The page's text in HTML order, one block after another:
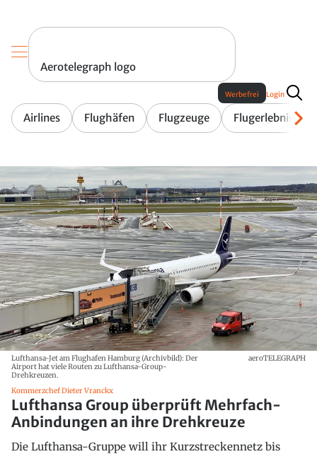
Aerotelegraph logo
Airlines Flughäfen Flugzeuge Flugerlebnis
Werbefrei Login
Lufthansa-Jet am Flughafen Hamburg (Archivbild): Der
Airport hat viele Routen zu Lufthansa-Group-
Drehkreuzen.
aeroTELEGRAPH
Kommerzchef Dieter Vranckx
Lufthansa Group überprüft Mehrfach-
Anbindungen an ihre Drehkreuze
Die Lufthansa-Gruppe will ihr Kurzstreckennetz bis